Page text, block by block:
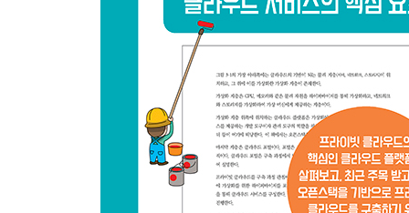
3.1.2.4 비용 효율성
3.1.2.5 개발 지원
3.1.2.6 에코 시스템
3.1.2.7 릴리즈 선택
3.1.3 오픈스택의 구조
3.1.4 오픈스택 서비스 컴포넌트
3.1.4.1 Horizon ? Dashboard 서비스
3.1.4.2 Nova ? Compute 서비스
3.1.4.3 Neutron ? Networking 서비스